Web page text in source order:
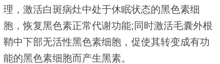
理，激活白斑病灶中处于休眠状态的黑色素细
胞，恢复黑色素正常代谢功能;同时激活毛囊外根
鞘中下部无活性黑色素细胞，促使其转变成有功
能的黑色素细胞而产生黑素。